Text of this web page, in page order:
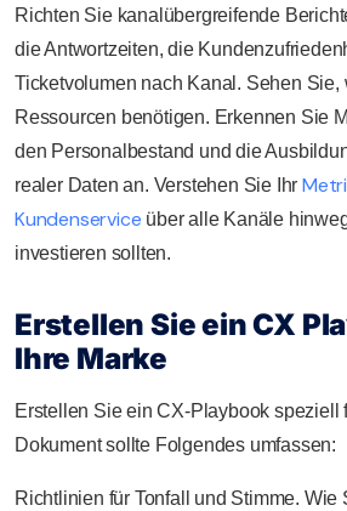
Richten Sie kanalübergreifende
die Antwortzeiten, die
Ticketvolumen nach Kanal. Sehen
Ressourcen benötigen. Erkennen Sie
den Personalbestand und die
realer Daten an. Verstehen Sie Ihr
Kundenservice über alle Kanäle
investieren sollten.
Erstellen Sie ein CX
Ihre Marke
Erstellen Sie ein CX-Playbook speziell
Dokument sollte Folgendes umfassen:
Richtlinien für Tonfall und Stimme. Wie